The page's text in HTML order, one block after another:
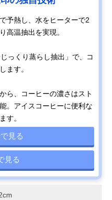
予熱し、水をヒーターで2
高温抽出を実現。
っくり蒸らし抽出」で、コ
ます。
ら、コーヒーの濃さはスト
。アイスコーヒーに便利な
す。
見る
見る